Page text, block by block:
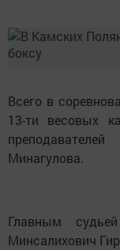
Всего в
13-ти весовых
Минагулова.
Главным
Минсалихович